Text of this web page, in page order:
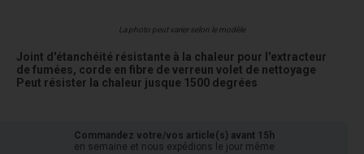
La photo peut varier selon le modèle
Joint d'étanchéité résistante à la chaleur pour l'extracteur
de fumées, corde en fibre de verreun volet de nettoyage
Peut résister la chaleur jusque 1500 degrées
Commandez votre/vos article(s) avant 15h
en semaine et nous expédions le jour même